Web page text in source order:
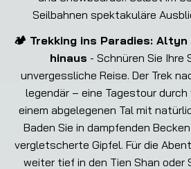
Seilbahnen spektakuläre
🏕️ Trekking ins Paradies: Altyn
hinaus - Schnüren Sie Ihre
unvergessliche Reise. Der Trek
legendär – eine Tagestour
einem abgelegenen Tal mit
Baden Sie in dampfenden
vergletscherte Gipfel. Für die
weiter tief in den Tien Shan oder